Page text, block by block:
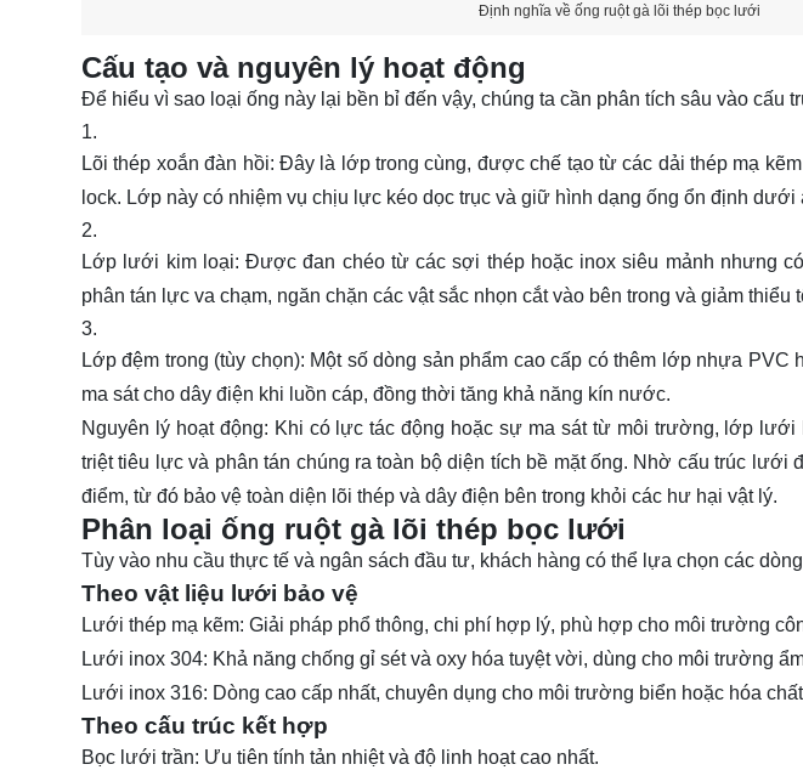
Định nghĩa về ống ruột gà lõi thép bọc lưới
Cấu tạo và nguyên lý hoạt động
Để hiểu vì sao loại ống này lại bền bỉ đến vậy, chúng ta cần phân tích sâu vào cấu
Lõi thép xoắn đàn hồi: Đây là lớp trong cùng, được chế tạo từ các dải thép mạ
lock. Lớp này có nhiệm vụ chịu lực kéo dọc trục và giữ hình dạng ống ổn định dưới
Lớp lưới kim loại: Được đan chéo từ các sợi thép hoặc inox siêu mảnh nhưng
phân tán lực va chạm, ngăn chặn các vật sắc nhọn cắt vào bên trong và giảm
Lớp đệm trong (tùy chọn): Một số dòng sản phẩm cao cấp có thêm lớp nhựa PVC
ma sát cho dây điện khi luồn cáp, đồng thời tăng khả năng kín nước.
Nguyên lý hoạt động: Khi có lực tác động hoặc sự ma sát từ môi trường, lớp lưới
triệt tiêu lực và phân tán chúng ra toàn bộ diện tích bề mặt ống. Nhờ cấu trúc lưới
điểm, từ đó bảo vệ toàn diện lõi thép và dây điện bên trong khỏi các hư hại vật lý.
Phân loại ống ruột gà lõi thép bọc lưới
Tùy vào nhu cầu thực tế và ngân sách đầu tư, khách hàng có thể lựa chọn các
Theo vật liệu lưới bảo vệ
Lưới thép mạ kẽm: Giải pháp phổ thông, chi phí hợp lý, phù hợp cho môi trường
Lưới inox 304: Khả năng chống gỉ sét và oxy hóa tuyệt vời, dùng cho môi trường
Lưới inox 316: Dòng cao cấp nhất, chuyên dụng cho môi trường biển hoặc hóa
Theo cấu trúc kết hợp
Bọc lưới trần: Ưu tiên tính tản nhiệt và độ linh hoạt cao nhất.